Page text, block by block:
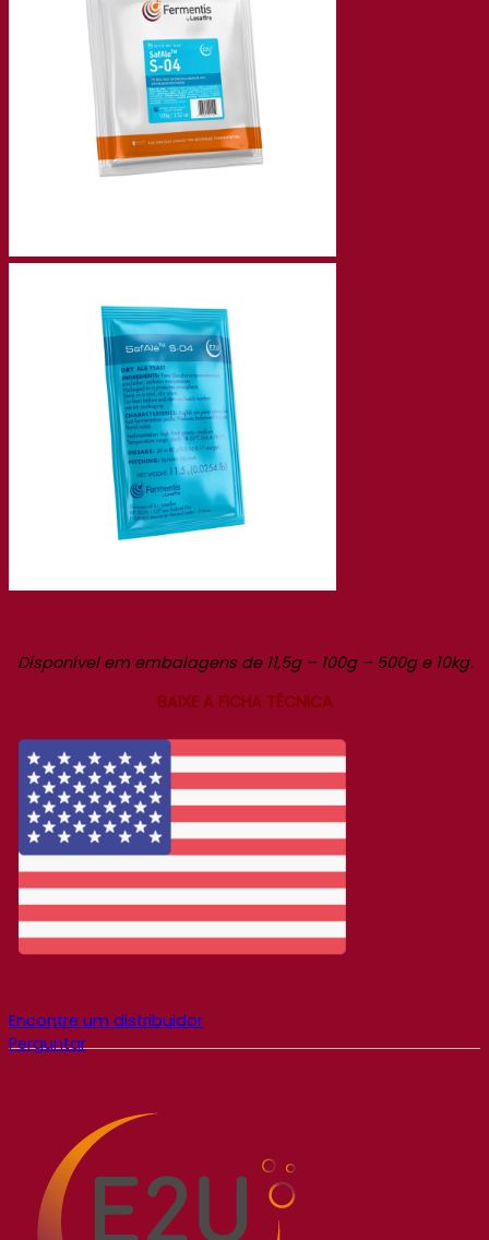
Disponível em embalagens de 11,5g – 100g – 500g e 10kg.
BAIXE A FICHA TÉCNICA
Encontre um distribuidor
Perguntar